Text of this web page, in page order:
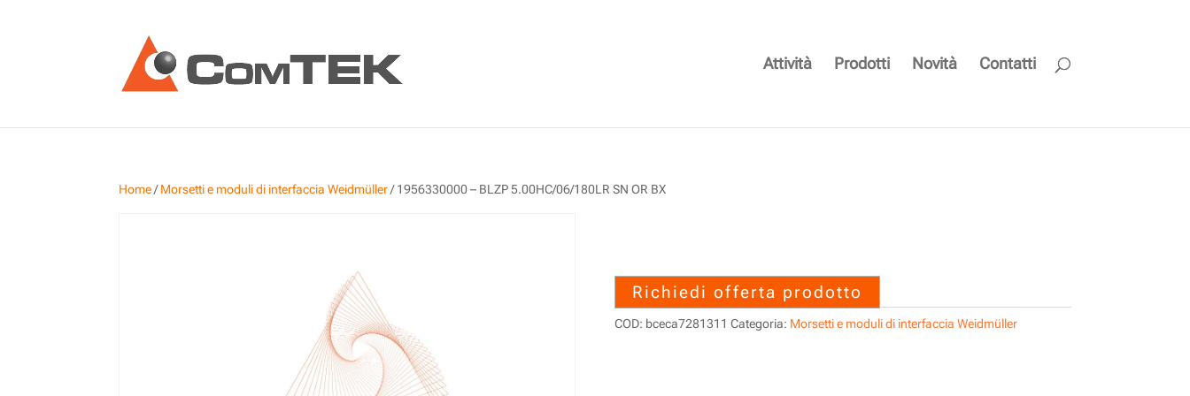
Attività Prodotti Novità Contatti
Home/Morsetti e moduli di interfaccia Weidmüller/ 1956330000 – BLZP 5.00HC/06/180LR SN OR BX
Richiedi offerta prodotto
COD: bceca7281311 Categoria: Morsetti e moduli di interfaccia Weidmüller